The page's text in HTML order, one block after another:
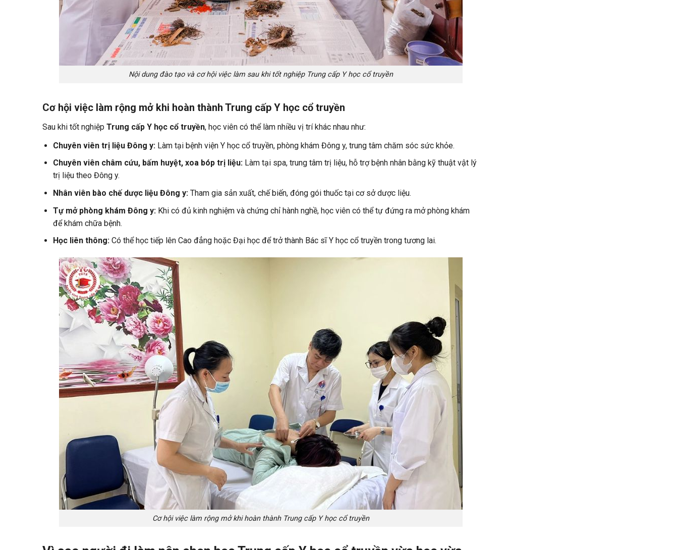
Nội dung đào tạo và cơ hội việc làm sau khi tốt nghiệp Trung cấp Y học cổ truyền
Cơ hội việc làm rộng mở khi hoàn thành Trung cấp Y học cổ truyền
Sau khi tốt nghiệp Trung cấp Y học cổ truyền, học viên có thể làm nhiều vị trí khác nhau như:
Chuyên viên trị liệu Đông y:Làm tại bệnh viện Y học cổ truyền, phòng khám Đông y, trung tâm chăm sóc sức khỏe.
Chuyên viên châm cứu, bấm huyệt, xoa bóp trị liệu: Làm tại spa, trung tâm trị liệu, hỗ trợ bệnh nhân bằng kỹ thuật vật lý
trị liệu theo Đông y.
Nhân viên bào chế dược liệu Đông y:Tham gia sản xuất, chế biến, đóng gói thuốc tại cơ sở dược liệu.
Tự mở phòng khám Đông y: Khi có đủ kinh nghiệm và chứng chỉ hành nghề, học viên có thể tự đứng ra mở phòng khám
để khám chữa bệnh.
Học liên thông: Có thể học tiếp lên Cao đẳng hoặc Đại học để trở thành Bác sĩ Y học cổ truyền trong tương lai.
Cơ hội việc làm rộng mở khi hoàn thành Trung cấp Y học cổ truyền